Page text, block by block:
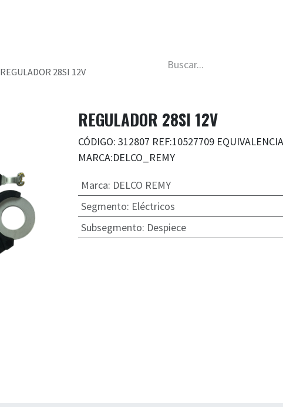
REGULADOR 28SI 12V
REGULADOR 28SI 12V
CÓDIGO: 312807 REF:10527709
MARCA:DELCO_REMY
Marca: DELCO REMY
Segmento: Eléctricos
Subsegmento: Despiece